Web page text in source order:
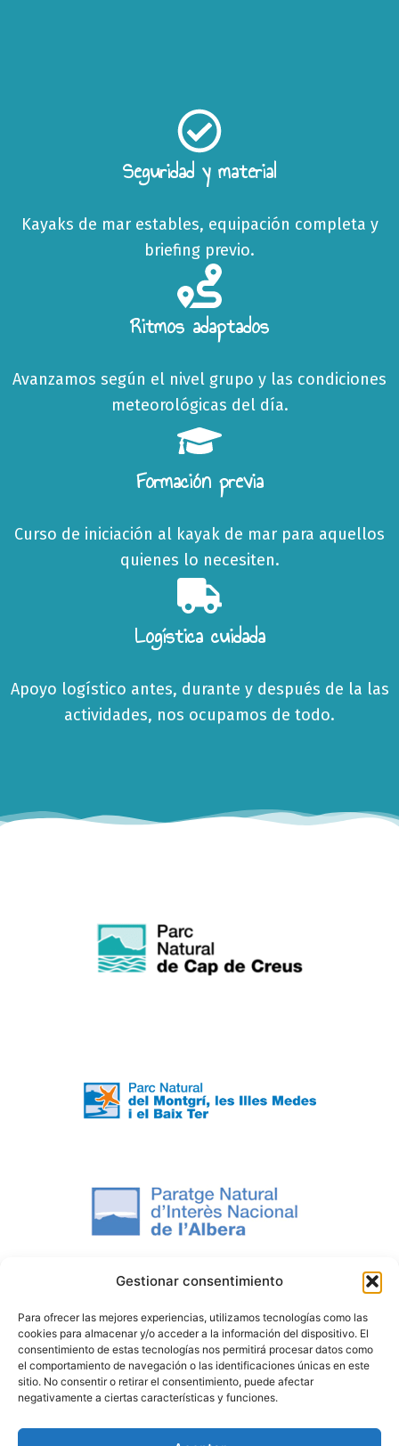
Gestionar consentimiento
Para ofrecer las mejores experiencias, utilizamos tecnologías como las
cookies para almacenar y/o acceder a la información del dispositivo. El
consentimiento de estas tecnologías nos permitirá procesar datos como
el comportamiento de navegación o las identificaciones únicas en este
sitio. No consentir o retirar el consentimiento, puede afectar
negativamente a ciertas características y funciones.
Seguridad y material
Kayaks de mar estables, equipación completa y
briefing previo.
Ritmos adaptados
Avanzamos según el nivel grupo y las condiciones
meteorológicas del día.
Formación previa
Curso de iniciación al kayak de mar para aquellos
quienes lo necesiten.
Logística cuidada
Apoyo logístico antes, durante y después de la las
actividades, nos ocupamos de todo.